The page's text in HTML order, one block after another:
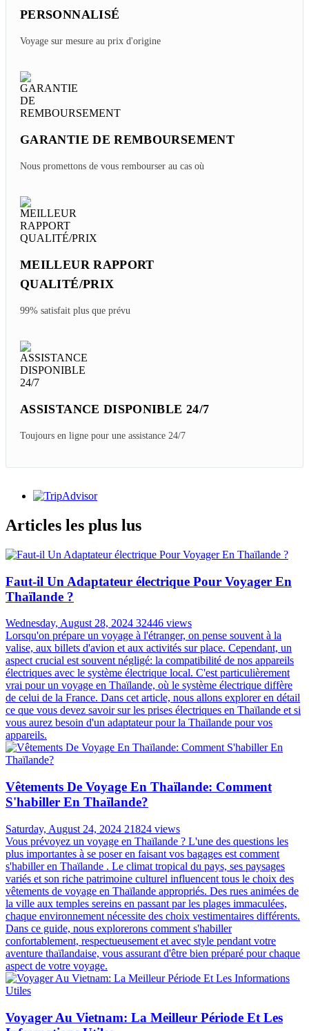
PERSONNALISÉ
Voyage sur mesure au prix d'origine
GARANTIE DE REMBOURSEMENT
Nous promettons de vous rembourser au cas où
MEILLEUR RAPPORT
QUALITÉ/PRIX
99% satisfait plus que prévu
ASSISTANCE DISPONIBLE 24/7
Toujours en ligne pour une assistance 24/7
Articles les plus lus
Faut-il Un Adaptateur électrique Pour Voyager En
Thaïlande ?
Wednesday, August 28, 2024 32446 views
Lorsqu'on prépare un voyage à l'étranger, on pense souvent à la
valise, aux billets d'avion et aux activités sur place. Cependant, un
aspect crucial est souvent négligé: la compatibilité de nos appareils
électriques avec le système électrique local. C'est particulièrement
vrai pour un voyage en Thaïlande, où le système électrique diffère
de celui de la France. Dans cet article, nous allons explorer en détail
ce que vous devez savoir sur les prises électriques en Thaïlande et si
vous aurez besoin d'un adaptateur pour la Thaïlande pour vos
appareils.
Vêtements De Voyage En Thaïlande: Comment
S'habiller En Thaïlande?
Saturday, August 24, 2024 21824 views
Vous prévoyez un voyage en Thaïlande ? L'une des questions les
plus importantes à se poser en faisant vos bagages est comment
s'habiller en Thaïlande . Le climat tropical du pays, ses paysages
variés et son riche patrimoine culturel influencent tous le choix des
vêtements de voyage en Thaïlande appropriés. Des rues animées de
la ville aux temples sereins en passant par les plages immaculées,
chaque environnement nécessite des choix vestimentaires différents.
Dans ce guide, nous explorerons comment s'habiller
confortablement, respectueusement et avec style pendant votre
aventure thaïlandaise, vous assurant d'être bien préparé pour chaque
aspect de votre voyage.
Voyager Au Vietnam: La Meilleur Période Et Les